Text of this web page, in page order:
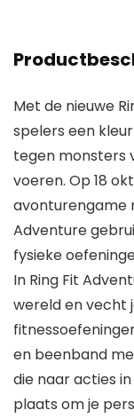
Met de nieuwe
spelers een
tegen monsters
voeren. Op 18
avonturengame
Adventure
fysieke
In Ring Fit
wereld en vecht
en beenband
die naar acties
plaats om je